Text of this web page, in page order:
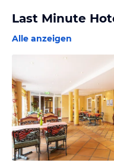
Last Minute
Alle anzeigen